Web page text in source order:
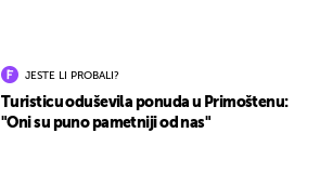
JESTE LI PROBALI?
Turisticu oduševila ponuda u Primoštenu:
"Oni su puno pametniji od nas"